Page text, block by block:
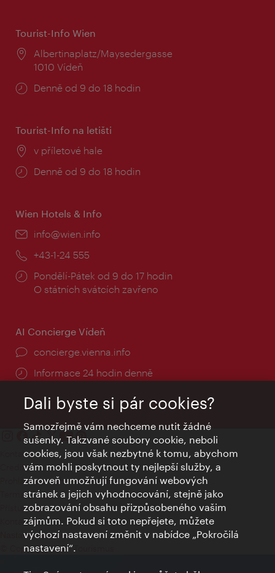
Tourist-Info Wien
Místo:
Albertinaplatz/Maysedergasse
1010 Vídeň
Provozní
Denně od 9 do 18 hodin
Tourist-Info na letišti
Místo:
v příletové hale
Provozní
Denně od 9 do 18 hodin
Wien Hotels & Info
E-
info@wien.info
Telefon:
+43-1-24 555
Provozní
doba:
Pondělí-Pátek od 9 do 17 hodin
O státních svátcích zavřeno
AI Concierge Vídeň
concierge.vienna.info
Informace 24 hodin denně
Kontakty
Credits
Prohlášení o ochraně osobních údajů
Terms of Use
Přístupnost
Kontakt pro tisk
Nastavení cookies
© Copyright Wien Tourismus
Dali byste si pár cookies?
Samozřejmě vám nechceme nutit žádné
sušenky. Takzvané soubory cookie, neboli
cookies, jsou však nezbytné k tomu, abychom
vám mohli poskytnout ty nejlepší služby, a
zároveň umožňují fungování webových
stránek a jejich vyhodnocování, stejně jako
zobrazování obsahu přizpůsobeného vašim
zájmům. Pokud si toto nepřejete, můžete
výchozí nastavení změnit v nabídce „Pokročilá
nastavení“.